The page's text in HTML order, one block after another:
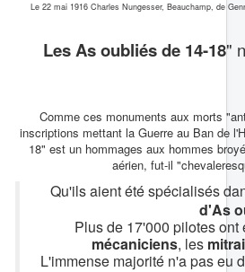
Le 22 mai 1916 Charles Nungesser, Beauchamp, de
Les As oubliés de 14-18"
Comme ces monuments aux morts
inscriptions mettant la Guerre au Ban de
18" est un hommages aux hommes
aérien, fut-il
Qu'ils aient été spécialisés
d'As
Plus de 17'000 pilotes
mécaniciens, les
L'immense majorité n'a pas eu